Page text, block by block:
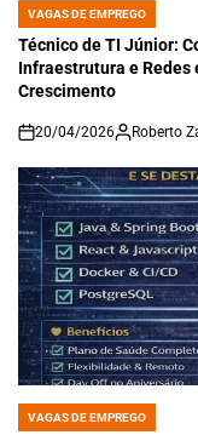
POSTED
IN
VAGAS DE EMPREGO
Técnico de TI Júnior:
Infraestrutura e
Crescimento
on
20/04/2026 Roberto
POSTED
VAGAS DE EMPREGO